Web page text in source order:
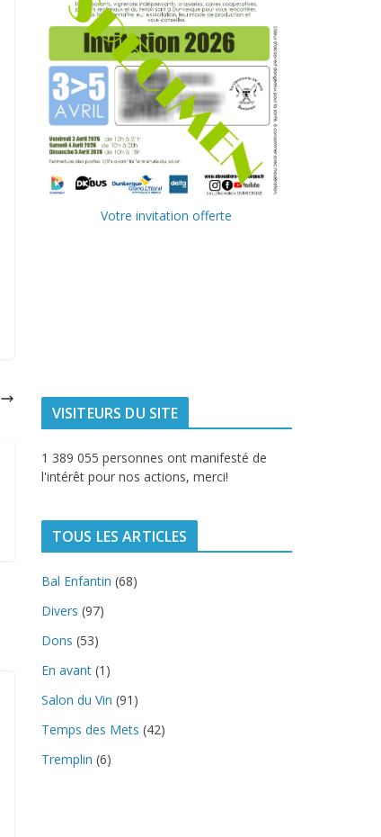
Votre invitation offerte
VISITEURS DU SITE
1 389 055 personnes ont manifesté de
l'intérêt pour nos actions, merci!
TOUS LES ARTICLES
Bal Enfantin (68)
Divers (97)
Dons (53)
En avant(1)
Salon du Vin (91)
Temps des Mets (42)
Tremplin (6)